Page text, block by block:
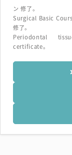
ン 修了。
Surgical Basic
修了。
Periodontal
certificate。